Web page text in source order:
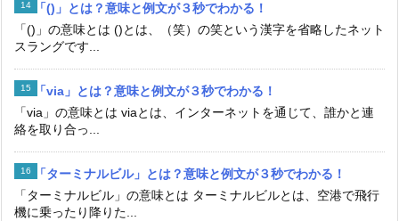
「()」とは？意味と例文が３秒でわかる！
「()」の意味とは ()とは、（笑）の笑という漢字を省略したネット
スラングです...
「via」とは？意味と例文が３秒でわかる！
「via」の意味とは viaとは、インターネットを通じて、誰かと連
絡を取り合っ...
「ターミナルビル」とは？意味と例文が３秒でわかる！
「ターミナルビル」の意味とは ターミナルビルとは、空港で飛行
機に乗ったり降りた...